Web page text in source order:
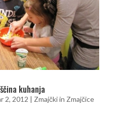
kuhanja
2, 2012 | Zmajčki in Zmajčice